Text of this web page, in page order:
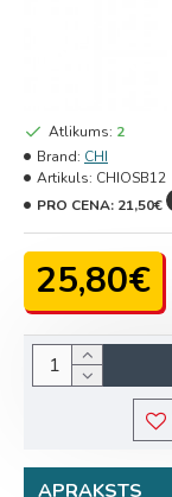
25,80€
Atlikums: 2
Brand: CHI
Artikuls: CHIOSB12
PRO CENA: 21,50€
APRAKSTS